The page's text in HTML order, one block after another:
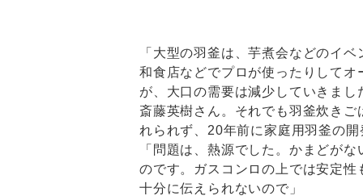
「大型の羽釜は、芋煮会などのイ
和食店などでプロが使ったりしてオ
が、大口の需要は減少していきまし
斎藤英樹さん。それでも羽釜炊きご
れられず、20年前に家庭用羽釜の
「問題は、熱源でした。かまどが
のです。ガスコンロの上では安定性
十分に伝えられないので」